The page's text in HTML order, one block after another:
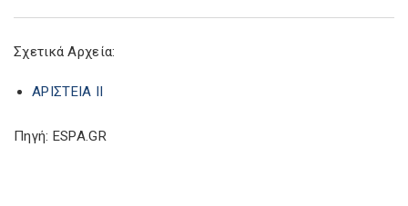
Σχετικά Αρχεία:
ΑΡΙΣΤΕΙΑ ΙΙ
Πηγή: ESPA.GR